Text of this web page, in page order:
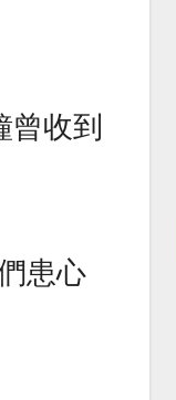
收到
患心